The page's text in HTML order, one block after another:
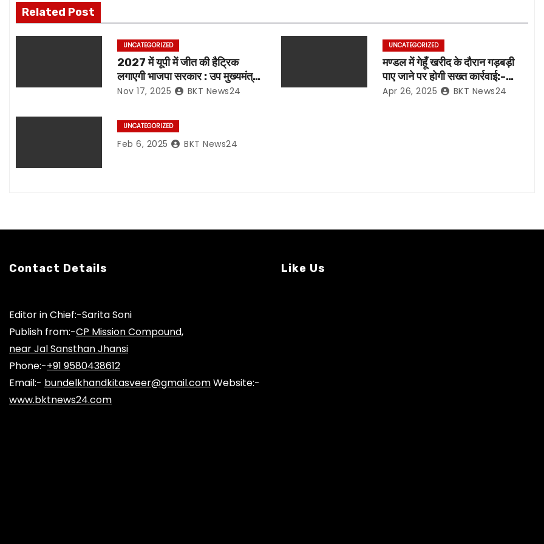
t
i
n
Related Post
UNCATEGORIZED
2027 में यूपी में जीत की हैट्रिक
लगाएगी भाजपा सरकार : उप मुख्यमंत्री
केशव प्रसाद मौर्य
Nov 17, 2025 BKT News24
UNCATEGORIZED
मण्डल में गेहूँ खरीद के दौरान गड़बड़ी
पाए जाने पर होगी सख्त कार्रवाई:-
मण्डलायुक्त
Apr 26, 2025 BKT News24
UNCATEGORIZED
Feb 6, 2025 BKT News24
Contact Details
Editor in Chief:-Sarita Soni
Publish from:-CP Mission Compound,
near Jal Sansthan Jhansi
Phone:-+91 9580438612
Email:- bundelkhandkitasveer@gmail.comWebsite:-
www.bktnews24.com
Like Us